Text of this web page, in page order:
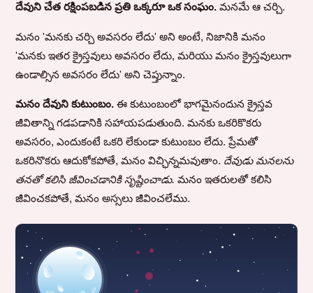
దేవుని చేత రక్షింపబడిన ప్రతి ఒక్కరూ ఒక సంఘం. మనమే ఆ చర్చి.
మనం 'మనకు చర్చి అవసరం లేదు' అని అంటే, నిజానికి మనం
'మనకు ఇతర క్రైస్తవులు అవసరం లేదు, మరియు మనం క్రైస్తవులుగా
ఉండాల్సిన అవసరం లేదు' అని చెప్తున్నాం.
మనం దేవుని కుటుంబం. ఈ కుటుంబంలో భాగమైనందున క్రైస్తవ
జీవితాన్ని గడపడానికి సహాయపడుతుంది. మనకు ఒకరికొకరు
అవసరం, ఎందుకంటే ఒకరి లేకుండా కుటుంబం లేదు. ప్రేమతో
ఒకరినొకరు ఆదుకోకపోతే, మనం విచ్ఛిన్నమవుతాం. దేవుడు మనలను
తనతో కలిసి జీవించడానికి సృష్టించాడు. మనం ఇతరులతో కలిసి
జీవించకపోతే, మనం అస్సలు జీవించలేము.